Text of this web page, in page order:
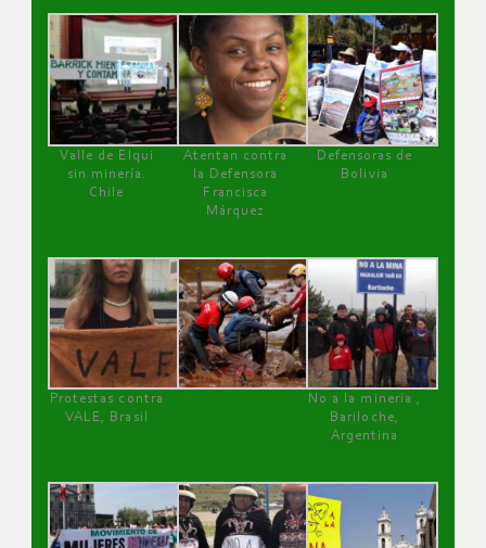
Valle de Elqui
sin minería.
Chile
Atentan contra
la Defensora
Francisca
Márquez
Defensoras de
Bolivia
Protestas contra
VALE, Brasil
No a la minería ,
Bariloche,
Argentina